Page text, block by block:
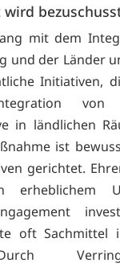
mit dem
und der Länder
Initiativen,
von
in ländlichen
ist
gerichtet.
erheblichem
oft Sachmittel